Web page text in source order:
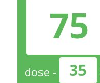
75
dose - 35